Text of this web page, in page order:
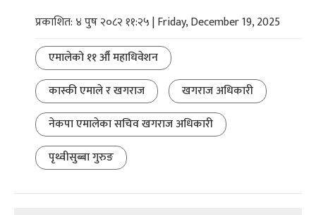
प्रकाशित: ४ पुष २०८२ ११:२५ | Friday, December 19, 2025
एमालेको ११ औँ महाधिवेशन
कास्की एमाले र खगराज
खगराज अधिकारी
नेकपा एमालेका सचिव खगराज अधिकारी
पृथ्वीसुब्बा गुरुङ